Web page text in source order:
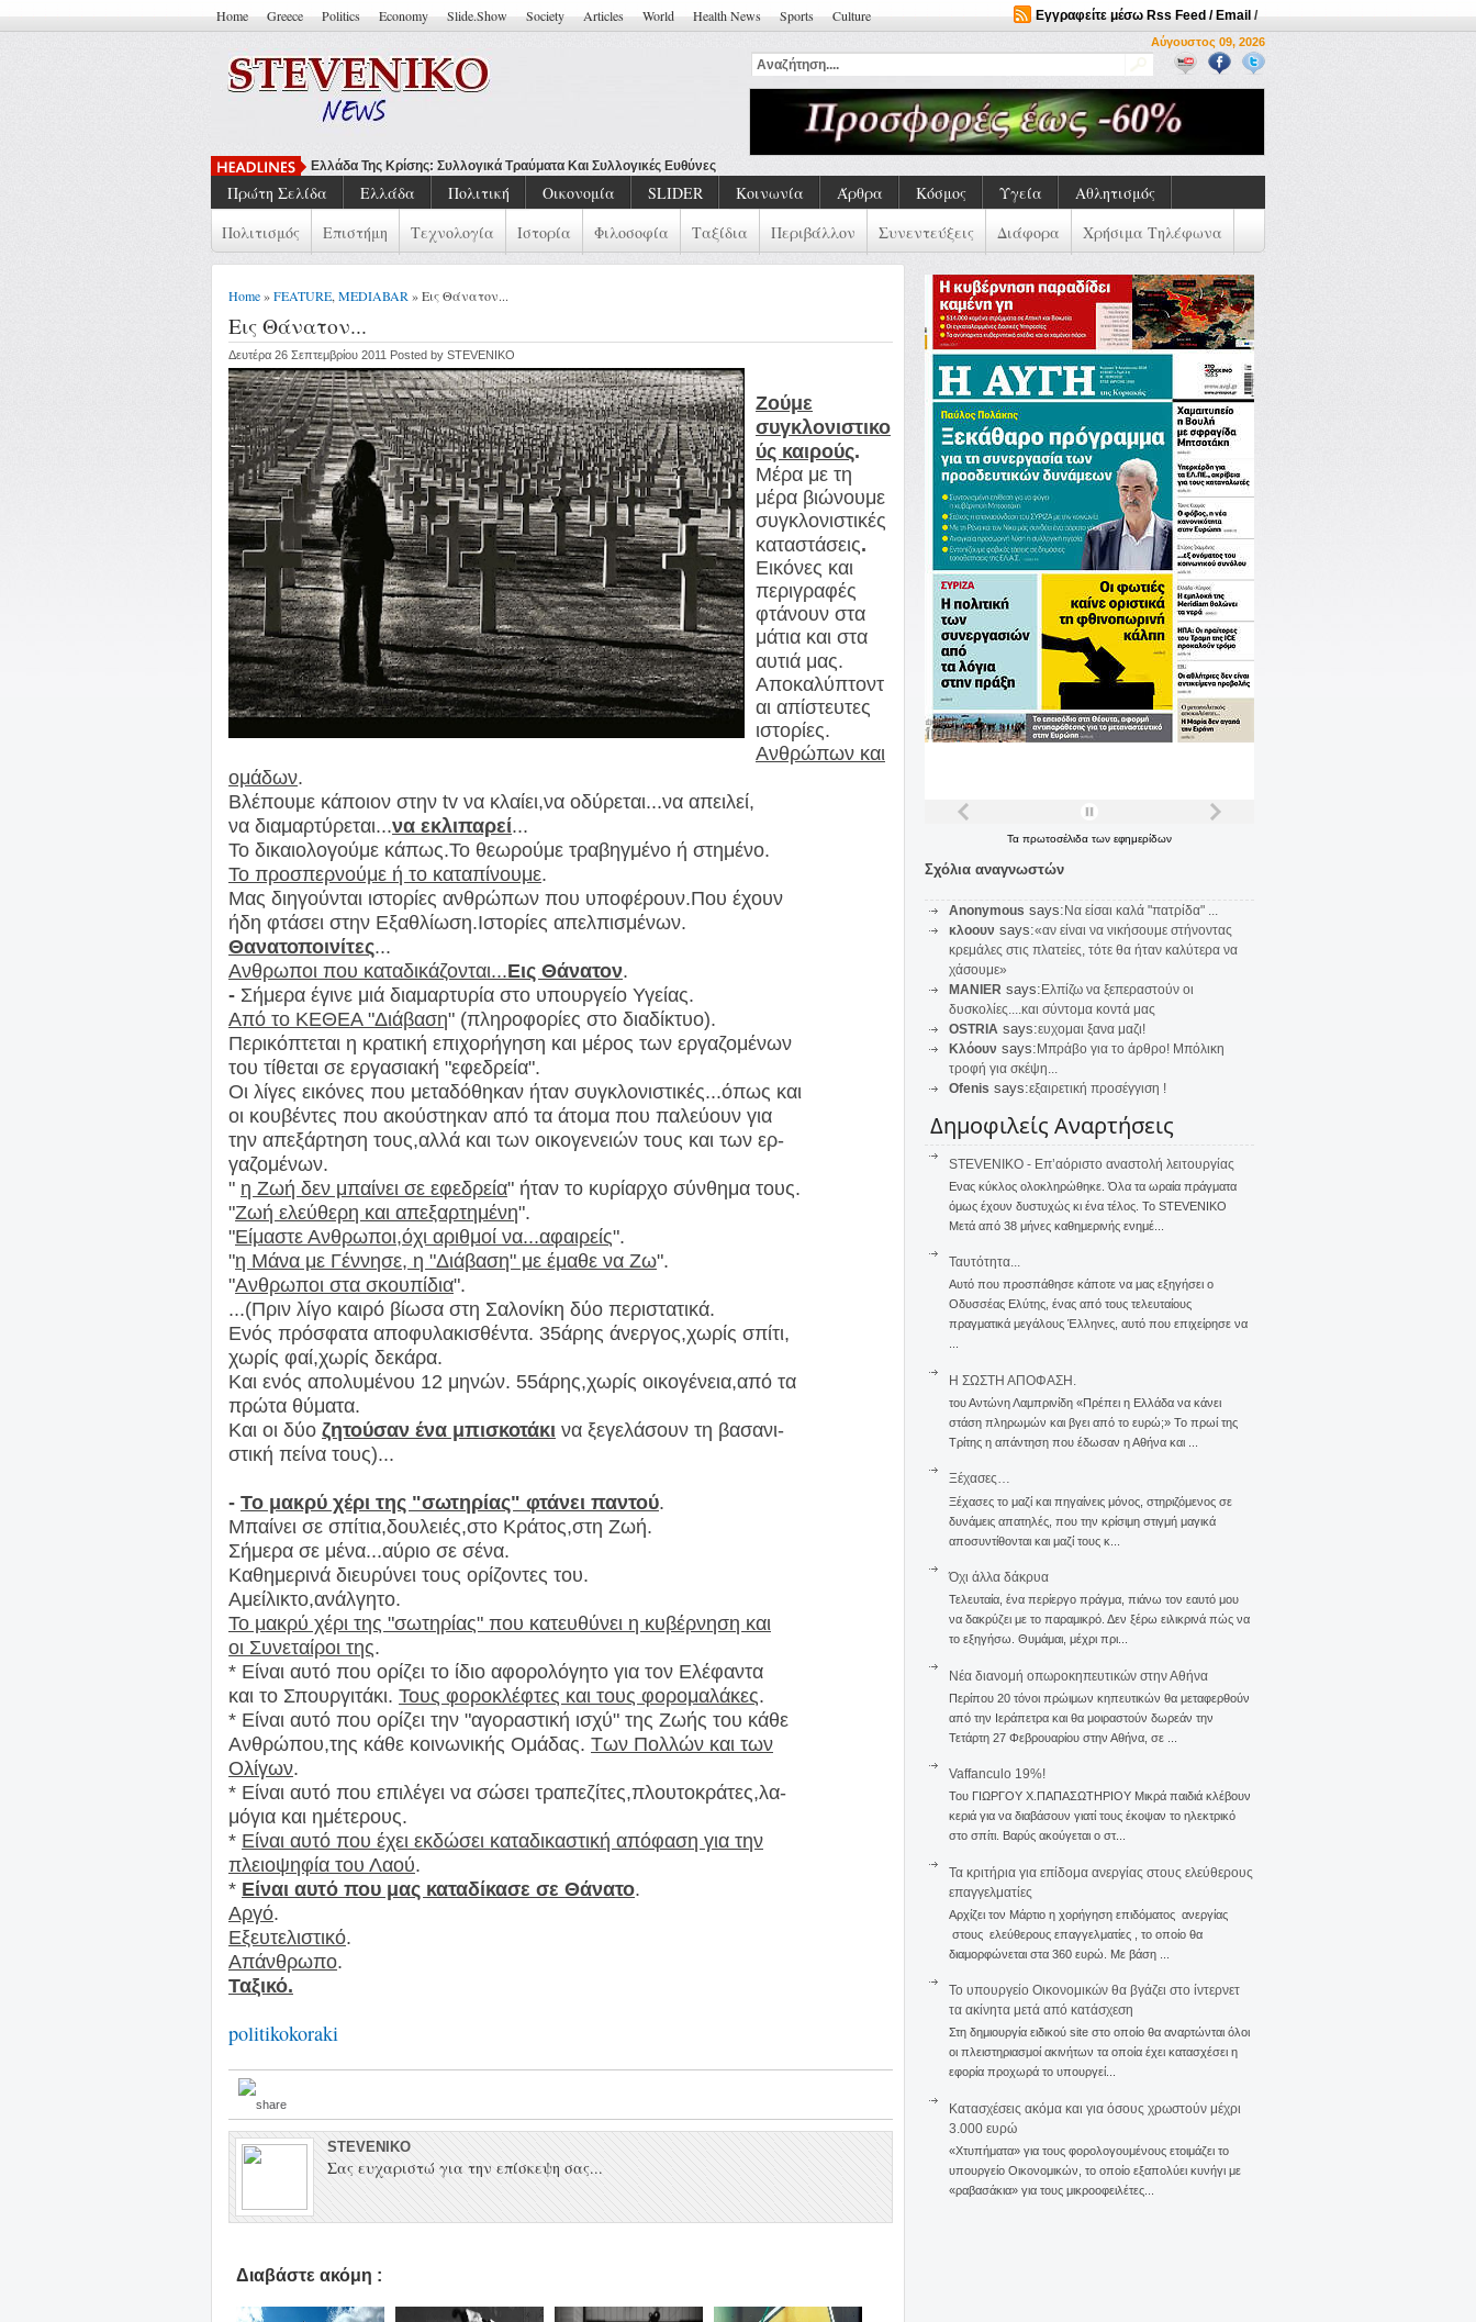
Home Greece Politics Economy Slide.Show Society Articles World Health News Sports Culture Εγγραφείτε μέσω Rss Feed / Email /
Αύγουστος 09, 2026
Να Μπορείς Ν
Πρώτη Σελίδα Ελλάδα Πολιτική Οικονομία SLIDER Κοινωνία Άρθρα Κόσμος Υγεία
Αθλητισμός
Πολιτισμός
Επιστήμη Τεχνολογία Ιστορία Φιλοσοφία Ταξίδια Περιβάλλον Συνεντεύξεις Διάφορα Χρήσιμα Τηλέφωνα
Home»FEATURE MEDIABAR » Εις Θάνατον...
Εις Θάνατον...
Δευτέρα 26 Σεπτεμβρίου 2011 Posted by STEVENIKO
Ζούμε
συγκλονιστικο
ύς καιρούς.
Μέρα με τη
μέρα βιώνουμε
συγκλονιστικές
καταστάσεις.
Εικόνες και
περιγραφές
φτάνουν στα
μάτια και στα
αυτιά μας.
Αποκαλύπτοντ
αι απίστευτες
ιστορίες.
Ανθρώπων και
ομάδων.
Βλέπουμε κάποιον στην tv να κλαίει,να οδύρεται...να απειλεί,
να διαμαρτύρεται...να εκλιπαρεί...
Το δικαιολογούμε κάπως.Το θεωρούμε τραβηγμένο ή στημένο.
Το προσπερνούμε ή το καταπίνουμε.
Μας διηγούνται ιστορίες ανθρώπων που υποφέρουν.Που έχουν
ήδη φτάσει στην Εξαθλίωση.Ιστορίες απελπισμένων.
Θανατοποινίτες...
Ανθρωποι που καταδικάζονται...Εις Θάνατον.
- Σήμερα έγινε μιά διαμαρτυρία στο υπουργείο Υγείας.
Από το ΚΕΘΕΑ "Διάβαση" (πληροφορίες στο διαδίκτυο).
Περικόπτεται η κρατική επιχορήγηση και μέρος των εργαζομένων
του τίθεται σε εργασιακή "εφεδρεία".
Οι λίγες εικόνες που μεταδόθηκαν ήταν συγκλονιστικές...όπως και
οι κουβέντες που ακούστηκαν από τα άτομα που παλεύουν για
την απεξάρτηση τους,αλλά και των οικογενειών τους και των ερ-
γαζομένων.
" η Ζωή δεν μπαίνει σε εφεδρεία" ήταν το κυρίαρχο σύνθημα τους.
"Ζωή ελεύθερη και απεξαρτημένη".
"Είμαστε Ανθρωποι,όχι αριθμοί να...αφαιρείς".
"η Μάνα με Γέννησε, η "Διάβαση" με έμαθε να Ζω".
"Ανθρωποι στα σκουπίδια".
...(Πριν λίγο καιρό βίωσα στη Σαλονίκη δύο περιστατικά.
Ενός πρόσφατα αποφυλακισθέντα. 35άρης άνεργος,χωρίς σπίτι,
χωρίς φαί,χωρίς δεκάρα.
Και ενός απολυμένου 12 μηνών. 55άρης,χωρίς οικογένεια,από τα
πρώτα θύματα.
Και οι δύο ζητούσαν ένα μπισκοτάκι να ξεγελάσουν τη βασανι-
στική πείνα τους)...
- Το μακρύ χέρι της "σωτηρίας" φτάνει παντού.
Μπαίνει σε σπίτια,δουλειές,στο Κράτος,στη Ζωή.
Σήμερα σε μένα...αύριο σε σένα.
Καθημερινά διευρύνει τους ορίζοντες του.
Αμείλικτο,ανάλγητο.
Το μακρύ χέρι της "σωτηρίας" που κατευθύνει η κυβέρνηση και
οι Συνεταίροι της.
* Είναι αυτό που ορίζει το ίδιο αφορολόγητο για τον Ελέφαντα
και το Σπουργιτάκι. Τους φοροκλέφτες και τους φορομαλάκες.
* Είναι αυτό που ορίζει την "αγοραστική ισχύ" της Ζωής του κάθε
Ανθρώπου,της κάθε κοινωνικής Ομάδας. Των Πολλών και των
Ολίγων.
* Είναι αυτό που επιλέγει να σώσει τραπεζίτες,πλουτοκράτες,λα-
μόγια και ημέτερους.
* Είναι αυτό που έχει εκδώσει καταδικαστική απόφαση για την
πλειοψηφία του Λαού.
* Είναι αυτό που μας καταδίκασε σε Θάνατο.
Αργό.
Εξευτελιστικό.
Απάνθρωπο.
Ταξικό.
politikokoraki
STEVENIKO
Σας ευχαριστώ για την επίσκεψη σας...
Διαβάστε ακόμη :
Τα πρωτοσέλιδα των εφημερίδων
Σχόλια αναγνωστών
Anonymous says: Να είσαι καλά "πατρίδα" ...
κλοουν says:«αν είναι να νικήσουμε στήνοντας
κρεμάλες στις πλατείες, τότε θα ήταν καλύτερα να
χάσουμε»
MANIER says: Ελπίζω να ξεπεραστούν οι
δυσκολίες....και σύντομα κοντά μας
OSTRIA says:ευχομαι ξανα μαζι!
Κλόουν says: Μπράβο για το άρθρο! Μπόλικη
τροφή για σκέψη...
Ofenis says:εξαιρετική προσέγγιση !
Δημοφιλείς Αναρτήσεις
STEVENIKO - Επ’αόριστο αναστολή λειτουργίας
Ενας κύκλος ολοκληρώθηκε. Όλα τα ωραία πράγματα
όμως έχουν δυστυχώς κι ένα τέλος. Το STEVENIKO
Μετά από 38 μήνες καθημερινής ενημέ...
Ταυτότητα...
Αυτό που προσπάθησε κάποτε να μας εξηγήσει ο
Οδυσσέας Ελύτης, ένας από τους τελευταίους
πραγματικά μεγάλους Έλληνες, αυτό που επιχείρησε να
...
Η ΣΩΣΤΗ ΑΠΟΦΑΣΗ.
του Αντώνη Λαμπρινίδη «Πρέπει η Ελλάδα να κάνει
στάση πληρωμών και βγει από το ευρώ;» Το πρωί της
Τρίτης η απάντηση που έδωσαν η Αθήνα και ...
Ξέχασες…
Ξέχασες το μαζί και πηγαίνεις μόνος, στηριζόμενος σε
δυνάμεις απατηλές, που την κρίσιμη στιγμή μαγικά
αποσυντίθονται και μαζί τους κ...
Όχι άλλα δάκρυα
Τελευταία, ένα περίεργο πράγμα, πιάνω τον εαυτό μου
να δακρύζει με το παραμικρό. Δεν ξέρω ειλικρινά πώς να
το εξηγήσω. Θυμάμαι, μέχρι πρι...
Νέα διανομή οπωροκηπευτικών στην Αθήνα
Περίπου 20 τόνοι πρώιμων κηπευτικών θα μεταφερθούν
από την Ιεράπετρα και θα μοιραστούν δωρεάν την
Τετάρτη 27 Φεβρουαρίου στην Αθήνα, σε ...
Vaffanculo 19%!
Του ΓΙΩΡΓΟΥ Χ.ΠΑΠΑΣΩΤΗΡΙΟΥ Μικρά παιδιά κλέβουν
κεριά για να διαβάσουν γιατί τους έκοψαν το ηλεκτρικό
στο σπίτι. Βαρύς ακούγεται ο στ...
Τα κριτήρια για επίδομα ανεργίας στους ελεύθερους
επαγγελματίες
Αρχίζει τον Μάρτιο η χορήγηση επιδόματος ανεργίας
στους ελεύθερους επαγγελματίες , το οποίο θα
διαμορφώνεται στα 360 ευρώ. Με βάση ...
To υπουργείο Οικονομικών θα βγάζει στο ίντερνετ
τα ακίνητα μετά από κατάσχεση
Στη δημιουργία ειδικού site στο οποίο θα αναρτώνται όλοι
οι πλειστηριασμοί ακινήτων τα οποία έχει κατασχέσει η
εφορία προχωρά το υπουργεί...
Κατασχέσεις ακόμα και για όσους χρωστούν μέχρι
3.000 ευρώ
«Χτυπήματα» για τους φορολογουμένους ετοιμάζει το
υπουργείο Οικονομικών, το οποίο εξαπολύει κυνήγι με
«ραβασάκια» για τους μικροοφειλέτες...